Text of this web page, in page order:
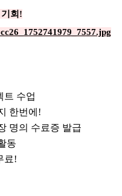
회!
트 수업
한번에!
명의 수료증 발급
동
료!